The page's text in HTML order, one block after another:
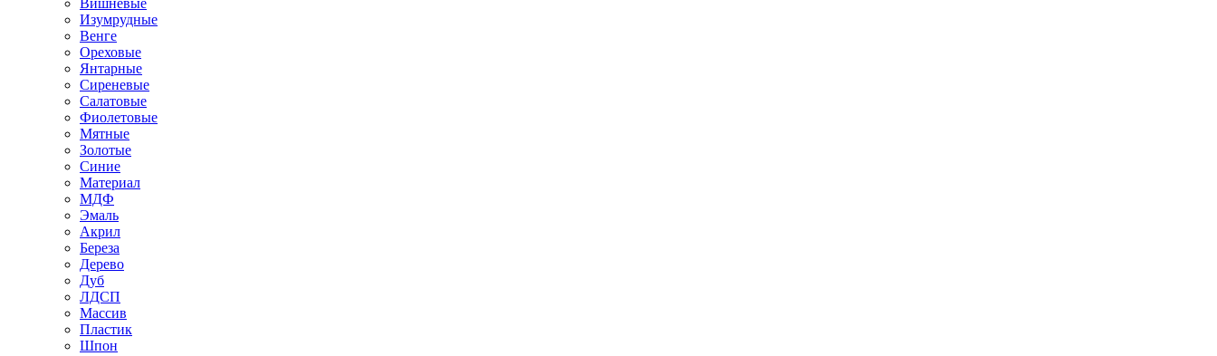
Изумрудные
Венге
Ореховые
Янтарные
Сиреневые
Салатовые
Фиолетовые
Мятные
Золотые
Синие
Материал
МДФ
Эмаль
Акрил
Береза
Дерево
Дуб
ЛДСП
Массив
Пластик
Шпон